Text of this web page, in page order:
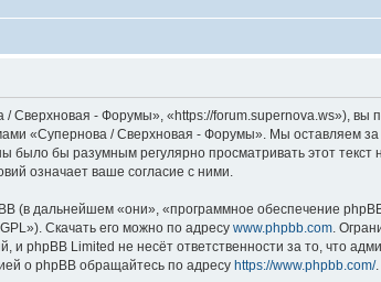
- Форумы», «https://forum.supernova.ws»), вы
«Супернова / Сверхновая - Форумы». Мы оставляем за
бы разумным регулярно просматривать этот текст
означает ваше согласие с ними.
дальнейшем «они», «программное обеспечение
Скачать его можно по адресу www.phpbb.com .
phpBB Limited не несёт ответственности за то, что
о phpBB обращайтесь по адресу https://www.phpbb.com/.